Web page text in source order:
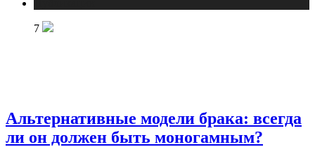
7
Альтернативные модели брака: всегда
ли он должен быть моногамным?